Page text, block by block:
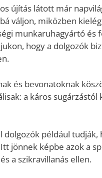
újítás látott már
váljon, miközben
munkaruhagyártó és
hogy a dolgozók
és bevonatoknak
a káros
dolgozók például
jönnek képbe azok a
a szikravillanás ellen.